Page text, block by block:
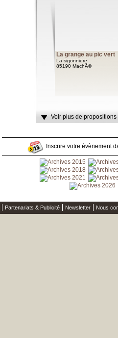
La grange au pic vert
La sigonniere
85190 MachÃ©
Voir plus de
Inscrire votre évènement
Partenariats & Publicité Newsletter Nous